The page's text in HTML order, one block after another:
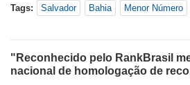
Tags: Salvador Bahia Menor Número
"Reconhecido pelo RankBrasil
nacional de homologação de